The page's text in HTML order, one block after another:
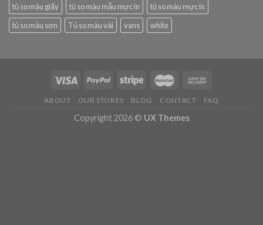
tủ so màu giấy
tủ so màu mẫu mực in
tủ so màu mực in
tủ so màu sơn
Tủ so màu vải vans white
ABOUT OUR STORES BLOG CONTACT FAQ
Copyright 2026 © UX Themes